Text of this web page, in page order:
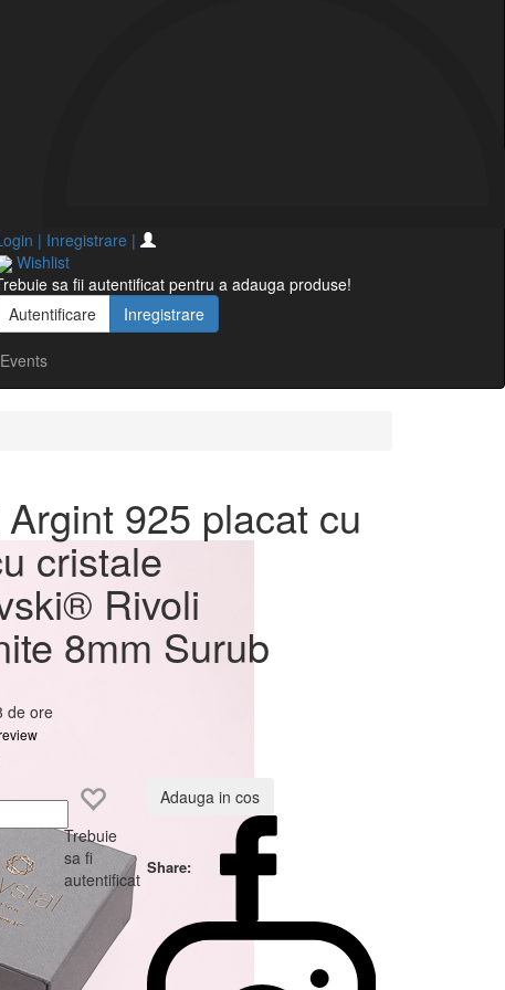
| Inregistrare |
Wishlist
sa fii autentificat pentru a adauga produse!
Autentificare
Inregistrare
cu 925 placat cu
cristale
Rivoli
8mm Surub
de ore
Trebuie
sa fi
autentificat
Adauga in cos
Share: